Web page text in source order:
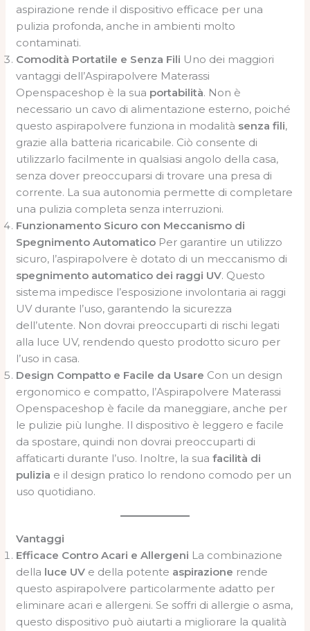
aspirazione rende il dispositivo efficace per una
pulizia profonda, anche in ambienti molto
contaminati.
Comodità Portatile e Senza Fili Uno dei maggiori
vantaggi dell’Aspirapolvere Materassi
Openspaceshop è la sua portabilità. Non è
necessario un cavo di alimentazione esterno, poiché
questo aspirapolvere funziona in modalità senza fili,
grazie alla batteria ricaricabile. Ciò consente di
utilizzarlo facilmente in qualsiasi angolo della casa,
senza dover preoccuparsi di trovare una presa di
corrente. La sua autonomia permette di completare
una pulizia completa senza interruzioni.
Funzionamento Sicuro con Meccanismo di
Spegnimento Automatico Per garantire un utilizzo
sicuro, l’aspirapolvere è dotato di un meccanismo di
spegnimento automatico dei raggi UV. Questo
sistema impedisce l’esposizione involontaria ai raggi
UV durante l’uso, garantendo la sicurezza
dell’utente. Non dovrai preoccuparti di rischi legati
alla luce UV, rendendo questo prodotto sicuro per
l’uso in casa.
Design Compatto e Facile da Usare Con un design
ergonomico e compatto, l’Aspirapolvere Materassi
Openspaceshop è facile da maneggiare, anche per
le pulizie più lunghe. Il dispositivo è leggero e facile
da spostare, quindi non dovrai preoccuparti di
affaticarti durante l’uso. Inoltre, la suafacilità di
pulizia e il design pratico lo rendono comodo per un
uso quotidiano.
Vantaggi
Efficace Contro Acari e Allergeni La combinazione
della luce UV e della potente aspirazione rende
questo aspirapolvere particolarmente adatto per
eliminare acari e allergeni. Se soffri di allergie o asma,
questo dispositivo può aiutarti a migliorare la qualità